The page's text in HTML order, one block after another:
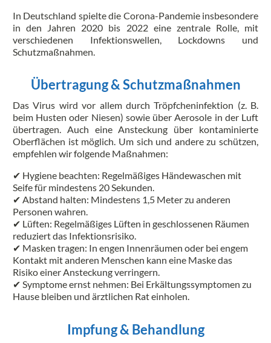
In Deutschland spielte die Corona-Pandemie insbesondere
in den Jahren 2020 bis 2022 eine zentrale Rolle, mit
verschiedenen Infektionswellen, Lockdowns und
Schutzmaßnahmen.
Übertragung & Schutzmaßnahmen
Das Virus wird vor allem durch Tröpfcheninfektion (z. B.
beim Husten oder Niesen) sowie über Aerosole in der Luft
übertragen. Auch eine Ansteckung über kontaminierte
Oberflächen ist möglich. Um sich und andere zu schützen,
empfehlen wir folgende Maßnahmen:
✔ Hygiene beachten: Regelmäßiges Händewaschen mit
Seife für mindestens 20 Sekunden.
✔ Abstand halten: Mindestens 1,5 Meter zu anderen
Personen wahren.
✔ Lüften: Regelmäßiges Lüften in geschlossenen Räumen
reduziert das Infektionsrisiko.
✔ Masken tragen: In engen Innenräumen oder bei engem
Kontakt mit anderen Menschen kann eine Maske das
Risiko einer Ansteckung verringern.
✔ Symptome ernst nehmen: Bei Erkältungssymptomen zu
Hause bleiben und ärztlichen Rat einholen.
Impfung & Behandlung